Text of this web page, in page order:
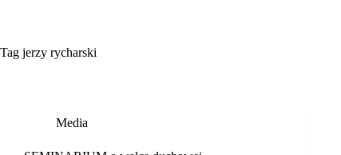
Tag jerzy rycharski
Media